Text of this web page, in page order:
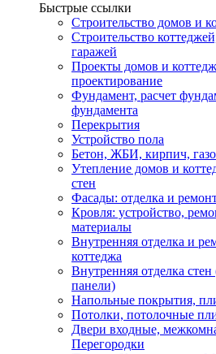
Быстрые ссылки
Строительство домов и
Строительство
гаражей
Проекты домов и
проектирование
Фундамент, расчет
фундамента
Перекрытия
Устройство пола
Бетон, ЖБИ, кирпич,
Утепление домов и
стен
Фасады: отделка и
Кровля: устройство,
материалы
Внутренняя отделка и
коттеджа
Внутренняя отделка
панели)
Напольные покрытия,
Потолки, потолочные
Двери входные,
Перегородки